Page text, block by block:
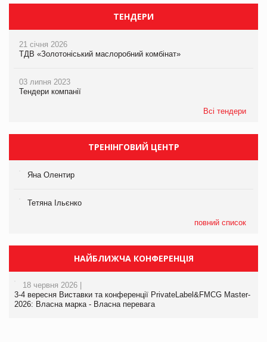
ТЕНДЕРИ
21 січня 2026
ТДВ «Золотоніський маслоробний комбінат»
03 липня 2023
Тендери компанії
Всі тендери
ТРЕНІНГОВИЙ ЦЕНТР
Яна Олентир
Тетяна Ільєнко
повний список
НАЙБЛИЖЧА КОНФЕРЕНЦІЯ
18 червня 2026 |
3-4 вересня Виставки та конференції PrivateLabel&FMCG Master-
2026: Власна марка - Власна перевага